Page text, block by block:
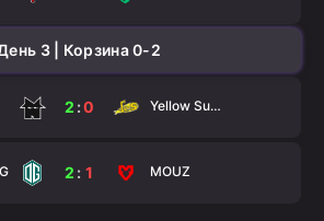
3 | Корзина 0-2
2 :0 Yellow Submarine
2 : 1 MOUZ